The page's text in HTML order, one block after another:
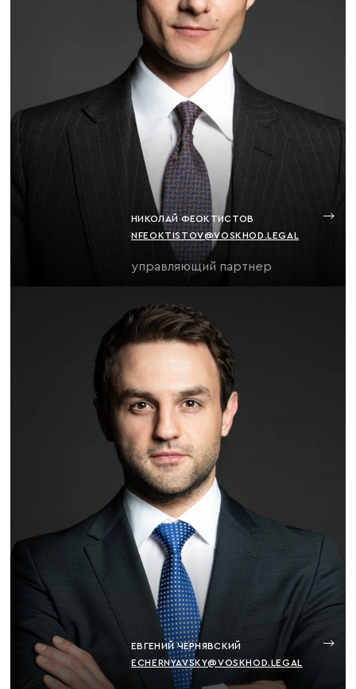
НИКОЛАЙ ФЕОКТИСТОВ
NFEOKTISTOV@VOSKHOD.LEGAL
управляющий партнер
ЕВГЕНИЙ ЧЕРНЯВСКИЙ
ECHERNYAVSKY@VOSKHOD.LEGAL